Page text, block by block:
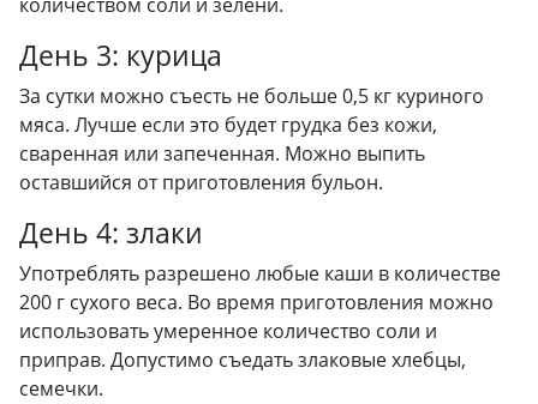
День 3: курица
За сутки можно съесть не больше 0,5 кг куриного
мяса. Лучше если это будет грудка без кожи,
сваренная или запеченная. Можно выпить
оставшийся от приготовления бульон.
День 4: злаки
Употреблять разрешено любые каши в количестве
200 г сухого веса. Во время приготовления можно
использовать умеренное количество соли и
приправ. Допустимо съедать злаковые хлебцы,
семечки.